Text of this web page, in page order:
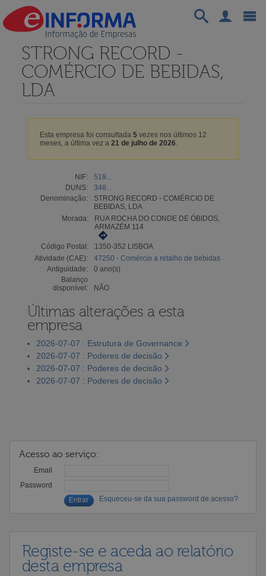
STRONG RECORD -
COMÉRCIO DE BEBIDAS,
LDA
Esta empresa foi consultada 5vezes nos últimos 12
meses, a última vez a 21 de julho de 2026.
NIF:
519...
DUNS:
348...
Denominação:
STRONG RECORD - COMÉRCIO DE
BEBIDAS, LDA
Morada:
RUA ROCHA DO CONDE DE ÓBIDOS,
ARMAZÉM 114
Código Postal:
1350-352 LISBOA
Atividade (CAE):
47250 - Comércio a retalho de bebidas
Antiguidade:
0 ano(s)
Balanço
disponível:
NÃO
Últimas alterações a esta
empresa
2026-07-07 : Estrutura de Governance
2026-07-07 : Poderes de decisão
2026-07-07 : Poderes de decisão
2026-07-07 : Poderes de decisão
Acesso ao serviço:
Email
Password
Esqueceu-se da sua password de acesso?
Registe-se e aceda ao relatório
desta empresa